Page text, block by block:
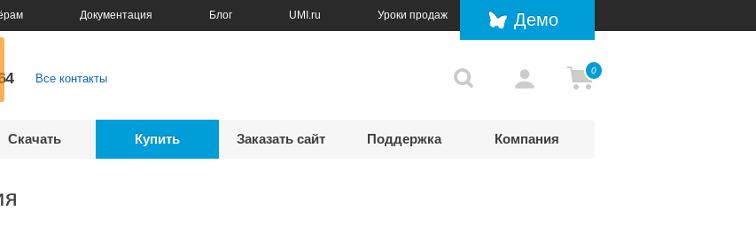
Документация Блог UMI.ru Уроки продаж Демо
Все контакты
0
Скачать Купить Заказать сайт Поддержка Компания